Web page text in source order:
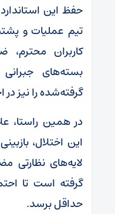
حفظ این
تیم عملیات و
کاربران محترم،
بسته‌های
گرفته‌شده را نیز در
در همین راستا،
این اختلال،
لایه‌های نظارتی
گرفته است تا
حداقل برسد.